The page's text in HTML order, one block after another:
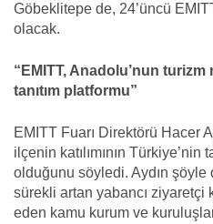
Göbeklitepe de, 24’üncü EMITT
olacak.
“EMITT, Anadolu’nun turizm
tanıtım platformu”
EMITT Fuarı Direktörü Hacer
ilçenin katılımının Türkiye’nin
olduğunu söyledi. Aydın şöyle
sürekli artan yabancı ziyaretçi
eden kamu kurum ve